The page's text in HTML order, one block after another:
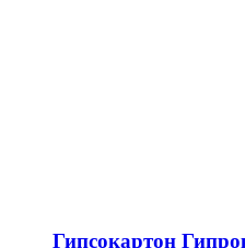
Гипсокартон